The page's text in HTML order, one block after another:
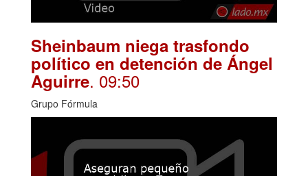
Sheinbaum niega trasfondo
político en detención de Ángel
Aguirre. 09:50
Grupo Fórmula